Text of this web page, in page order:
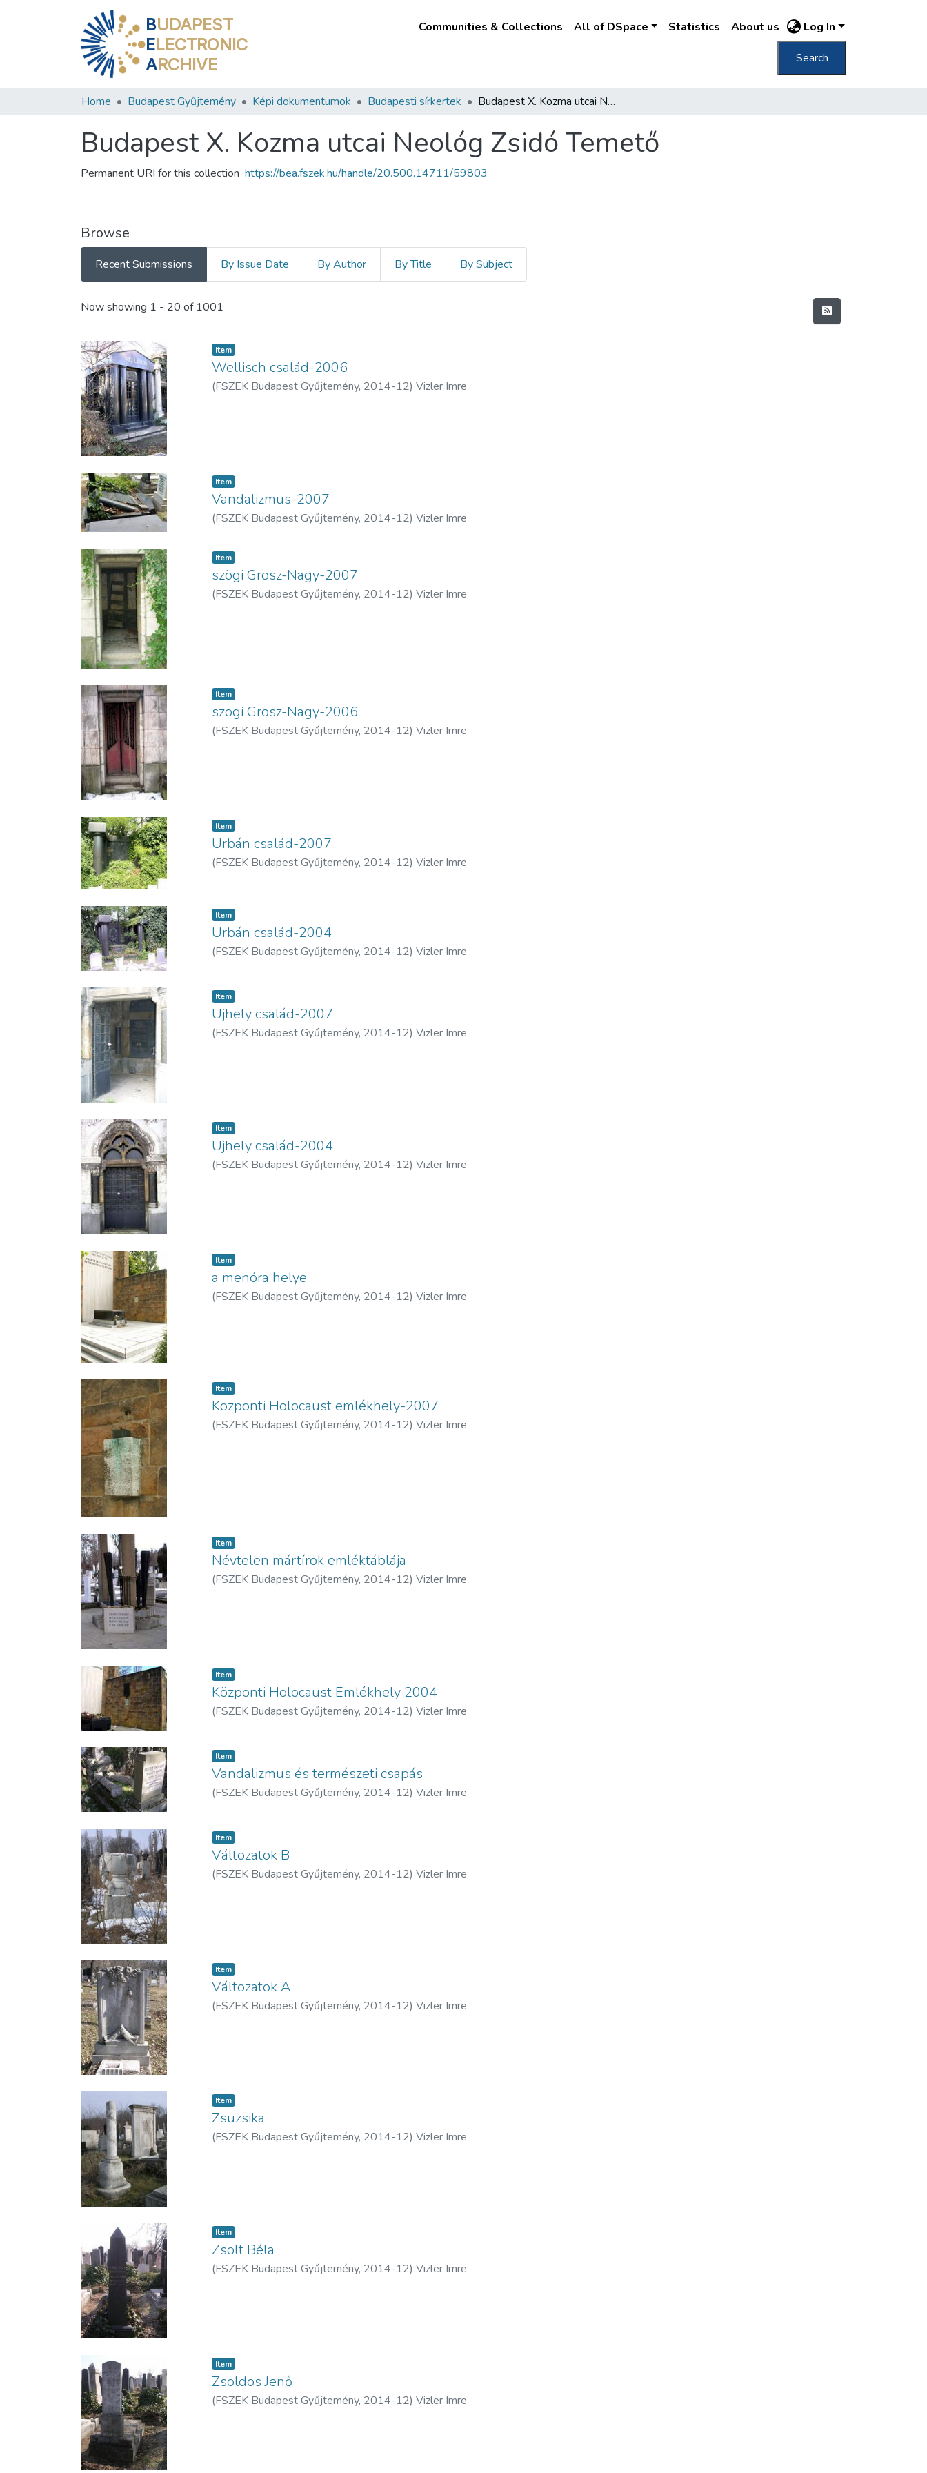
BUDAPEST
ELECTRONIC
ARCHIVE
Communities & Collections All of DSpace Statistics About us Log In
Search
Home Budapest Gyűjtemény Képi dokumentumok Budapesti sírkertek Budapest X. Kozma utcai Neológ Zsidó Temető
Budapest X. Kozma utcai Neológ Zsidó Temető
Permanent URI for this collection https://bea.fszek.hu/handle/20.500.14711/59803
Browse
Recent Submissions By Issue Date By Author By Title By Subject
Recent Submissions
Now showing 1 - 20 of 1001
Item
Wellisch család-2006
(FSZEK Budapest Gyűjtemény, 2014-12) Vizler Imre
Item
Vandalizmus-2007
(FSZEK Budapest Gyűjtemény, 2014-12) Vizler Imre
Item
szögi Grosz-Nagy-2007
(FSZEK Budapest Gyűjtemény, 2014-12) Vizler Imre
Item
szögi Grosz-Nagy-2006
(FSZEK Budapest Gyűjtemény, 2014-12) Vizler Imre
Item
Urbán család-2007
(FSZEK Budapest Gyűjtemény, 2014-12) Vizler Imre
Item
Urbán család-2004
(FSZEK Budapest Gyűjtemény, 2014-12) Vizler Imre
Item
Ujhely család-2007
(FSZEK Budapest Gyűjtemény, 2014-12) Vizler Imre
Item
Ujhely család-2004
(FSZEK Budapest Gyűjtemény, 2014-12) Vizler Imre
Item
a menóra helye
(FSZEK Budapest Gyűjtemény, 2014-12) Vizler Imre
Item
Központi Holocaust emlékhely-2007
(FSZEK Budapest Gyűjtemény, 2014-12) Vizler Imre
Item
Névtelen mártírok emléktáblája
(FSZEK Budapest Gyűjtemény, 2014-12) Vizler Imre
Item
Központi Holocaust Emlékhely 2004
(FSZEK Budapest Gyűjtemény, 2014-12) Vizler Imre
Item
Vandalizmus és természeti csapás
(FSZEK Budapest Gyűjtemény, 2014-12) Vizler Imre
Item
Változatok B
(FSZEK Budapest Gyűjtemény, 2014-12) Vizler Imre
Item
Változatok A
(FSZEK Budapest Gyűjtemény, 2014-12) Vizler Imre
Item
Zsuzsika
(FSZEK Budapest Gyűjtemény, 2014-12) Vizler Imre
Item
Zsolt Béla
(FSZEK Budapest Gyűjtemény, 2014-12) Vizler Imre
Item
Zsoldos Jenő
(FSZEK Budapest Gyűjtemény, 2014-12) Vizler Imre